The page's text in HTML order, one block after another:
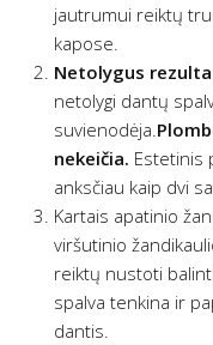
jautrumui reiktų
kapose.
Netolygus
netolygi dantų
suvienodėja.
nekeičia. Estetinis
anksčiau kaip dvi
Kartais apatinio
viršutinio
reiktų nustoti
spalva tenkina ir
dantis.